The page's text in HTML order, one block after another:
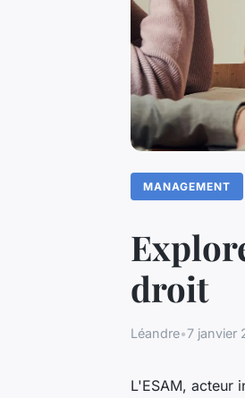
MANAGEMENT
droit
Léandre•7 janvier
L'ESAM, acteur